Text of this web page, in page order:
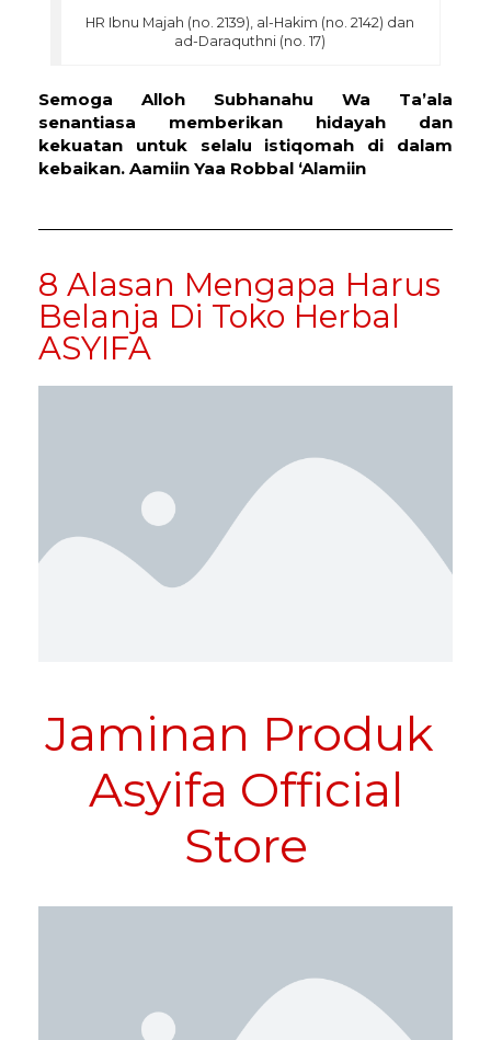
HR Ibnu Majah (no. 2139), al-Hakim (no. 2142) dan
ad-Daraquthni (no. 17)
Semoga Alloh Subhanahu Wa Ta’ala
senantiasa memberikan hidayah dan
kekuatan untuk selalu istiqomah di dalam
kebaikan. Aamiin Yaa Robbal ‘Alamiin
8 Alasan Mengapa Harus
Belanja Di Toko Herbal
ASYIFA
Jaminan Produk
Asyifa Official
Store